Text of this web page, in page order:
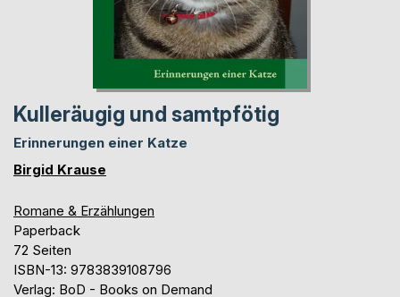
Kulleräugig und samtpfötig
Erinnerungen einer Katze
Birgid Krause
Romane & Erzählungen
Paperback
72 Seiten
ISBN-13: 9783839108796
Verlag: BoD - Books on Demand